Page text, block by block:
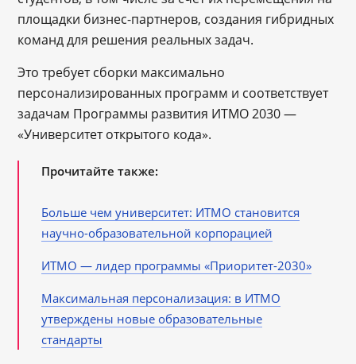
площадки бизнес-партнеров, создания гибридных
команд для решения реальных задач.
Это требует сборки максимально
персонализированных программ и соответствует
задачам Программы развития ИТМО 2030 —
«Университет открытого кода».
Прочитайте также:
Больше чем университет: ИТМО становится
научно-образовательной корпорацией
ИТМО — лидер программы «Приоритет-2030»
Максимальная персонализация: в ИТМО
утверждены новые образовательные
стандарты